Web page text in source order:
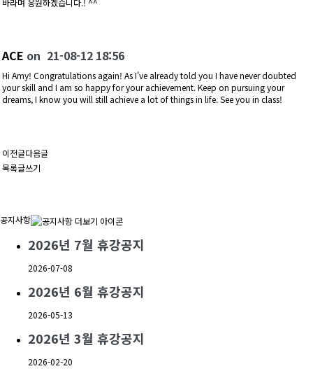
바라며 응원하겠습니다.! ^^
ACE on 21-08-12 18:56
Hi Amy! Congratulations again! As I've already told you I have never doubted
your skill and I am so happy for your achievement. Keep on pursuing your
dreams, I know you will still achieve a lot of things in life. See you in class!
이전글다음글
목록글쓰기
공지사항
2026년 7월 휴강공지
2026-07-08
2026년 6월 휴강공지
2026-05-13
2026년 3월 휴강공지
2026-02-20